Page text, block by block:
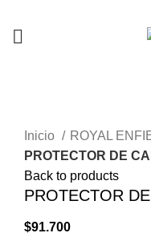
Inicio
ROYAL
PROTECTOR DE
Back to products
PROTECTOR
$91.700